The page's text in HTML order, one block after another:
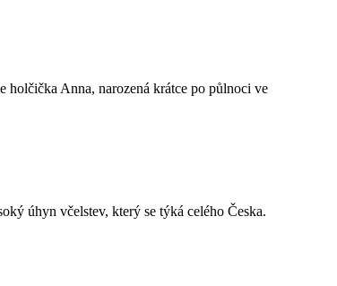
Anna, narozená krátce po půlnoci ve
úhyn včelstev, který se týká celého Česka.